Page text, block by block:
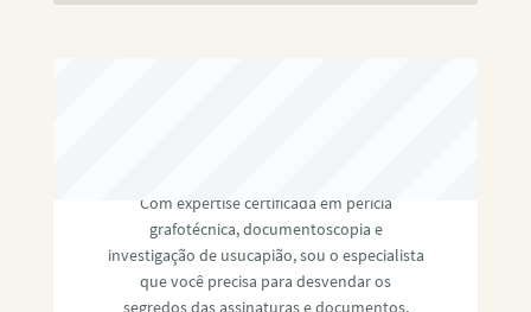
Com expertise certificada em perícia
grafotécnica, documentoscopia e
investigação de usucapião, sou o especialista
que você precisa para desvendar os
segredos das assinaturas e documentos,